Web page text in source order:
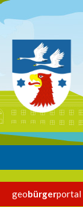
geobürgerportal